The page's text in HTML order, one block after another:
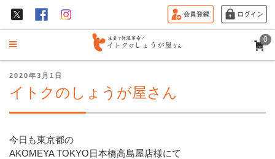
0
投
日:
2020年3月1日
イトクのしょうが屋さん
今日も東京都の
AKOMEYA TOKYO日本橋高島屋店様にて